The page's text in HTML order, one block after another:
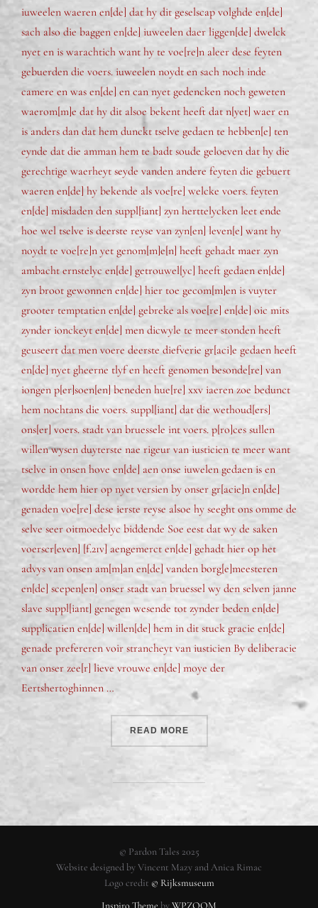
iuweelen waeren en[de] dat hy dit geselscap volghde en[de]
sach also die baggen en[de] iuweelen daer liggen[de] dwelck
nyet en is warachtich want hy te voe[re]n aleer dese feyten
gebuerden die voers. iuweelen noydt en sach noch inde
camere en was en[de] en can nyet gedencken noch geweten
waerom[m]e dat hy dit alsoe bekent heeft dat n[yet] waer en
is anders dan dat hem dunckt tselve gedaen te hebben[e] ten
eynde dat die amman hem te badt soude geloeven dat hy die
gerechtige waerheyt seyde vanden andere feyten die gebuert
waeren en[de] hy bekende als voe[re] welcke voers. feyten
en[de] misdaden den suppl[iant] zyn herttelycken leet ende
hoe wel tselve is deerste reyse van zyn[en] leven[e] want hy
noydt te voe[re]n yet genom[m]e[n] heeft gehadt maer zyn
ambacht ernstelyc en[de] getrouwel[yc] heeft gedaen en[de]
zyn broot gewonnen en[de] hier toe gecom[m]en is vuyter
grooter temptatien en[de] gebreke als voe[re] en[de] oic mits
zynder ionckeyt en[de] men dicwyle te meer stonden heeft
geuseert dat men voere deerste diefverie gr[aci]e gedaen heeft
en[de] nyet gheerne tlyf en heeft genomen besonde[re] van
iongen p[er]soen[en] beneden hue[re] xxv iaeren zoe bedunct
hem nochtans die voers. suppl[iant] dat die wethoud[ers]
ons[er] voers. stadt van bruessele int voers. p[ro]ces sullen
willen wysen duyterste nae rigeur van iusticien te meer want
tselve in onsen hove en[de] aen onse iuwelen gedaen is en
wordde hem hier op nyet versien by onser gr[acie]n en[de]
genaden voe[re] dese ierste reyse alsoe hy seeght ons omme de
selve seer oitmoedelyc biddende Soe eest dat wy de saken
voerscr[even] [f.21v] aengemerct en[de] gehadt hier op het
advys van onsen am[m]an en[de] vanden borg[e]meesteren
en[de] scepen[en] onser stadt van bruessel wy den selven janne
slave suppl[iant] genegen wesende tot zynder beden en[de]
supplicatien en[de] willen[de] hem in dit stuck gracie en[de]
genade prefereren voir strancheyt van iusticien By deliberacie
van onser zee[r] lieve vrouwe en[de] moye der
Eertshertoghinnen …
READ MORE
© Pardon Tales 2025
Website designed by Vincent Mazy and Anica Rimac
Logo credit © Rijksmuseum
Inspiro Theme byWPZOOM